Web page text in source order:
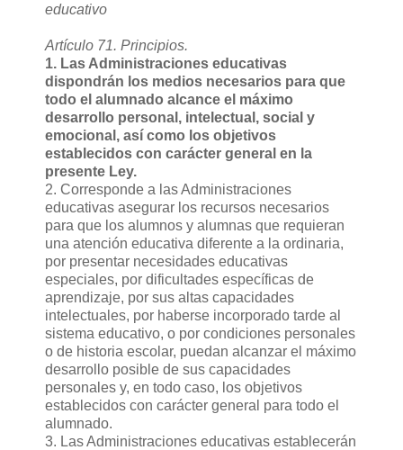
educativo
Artículo 71. Principios.
1. Las Administraciones educativas
dispondrán los medios necesarios para que
todo el alumnado alcance el máximo
desarrollo personal, intelectual, social y
emocional, así como los objetivos
establecidos con carácter general en la
presente Ley.
2. Corresponde a las Administraciones
educativas asegurar los recursos necesarios
para que los alumnos y alumnas que requieran
una atención educativa diferente a la ordinaria,
por presentar necesidades educativas
especiales, por dificultades específicas de
aprendizaje, por sus altas capacidades
intelectuales, por haberse incorporado tarde al
sistema educativo, o por condiciones personales
o de historia escolar, puedan alcanzar el máximo
desarrollo posible de sus capacidades
personales y, en todo caso, los objetivos
establecidos con carácter general para todo el
alumnado.
3. Las Administraciones educativas establecerán